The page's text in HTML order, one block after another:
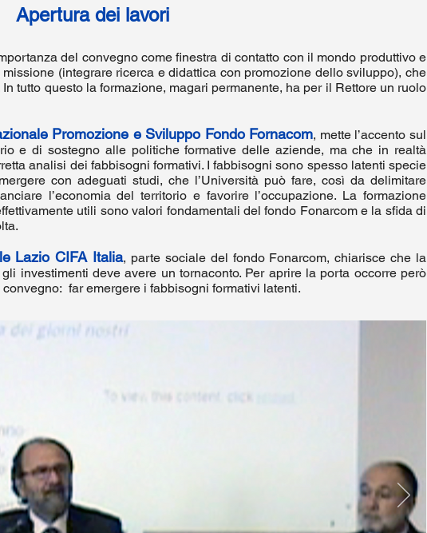
Apertura dei lavori
del convegno come finestra di contatto con il mondo produttivo e
(integrare ricerca e didattica con promozione dello sviluppo), che
tutto questo la formazione, magari permanente, ha per il Rettore un ruolo
Promozione e Sviluppo Fondo Fornacom, mette l’accento sul
e di sostegno alle politiche formative delle aziende, ma che in realtà
analisi dei fabbisogni formativi. I fabbisogni sono spesso latenti specie
con adeguati studi, che l’Università può fare, così da delimitare
l’economia del territorio e favorire l’occupazione. La formazione
utili sono valori fondamentali del fondo Fonarcom e la sfida di
Lazio CIFA Italia, parte sociale del fondo Fonarcom, chiarisce che la
investimenti deve avere un tornaconto. Per aprire la porta occorre però
far emergere i fabbisogni formativi latenti.